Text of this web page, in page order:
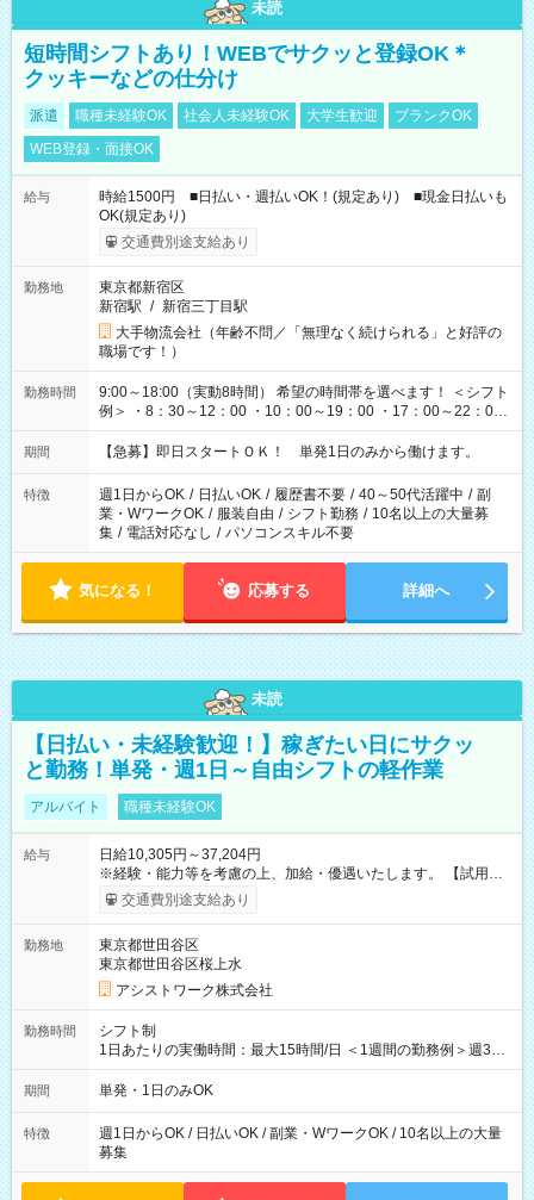
未読
短時間シフトあり！WEBでサクッと登録OK＊
クッキーなどの仕分け
派遣 職種未経験OK 社会人未経験OK 大学生歓迎
ブランクOK
WEB登録・面接OK
給与
時給1500円 ■日払い・週払いOK！(規定あり) ■現金日払いも
OK(規定あり)
交通費別途支給あり
勤務地
東京都新宿区
新宿駅 / 新宿三丁目駅
大手物流会社（年齢不問／「無理なく続けられる」と好評の
職場です！）
勤務時間
9:00～18:00（実動8時間） 希望の時間帯を選べます！ ＜シフト
例＞ ・8：30～12：00 ・10：00～19：00 ・17：00～22：00
・13：00～22：00 ・22：00～翌6：00 など
期間 【急募】即日スタートＯＫ！ 単発1日のみから働けます。
特徴 週1日からOK / 日払いOK / 履歴書不要 / 40～50代活躍中 / 副
業・WワークOK / 服装自由 / シフト勤務 / 10名以上の大量募
集 / 電話対応なし / パソコンスキル不要
気になる！ 応募する 詳細へ
未読
【日払い・未経験歓迎！】稼ぎたい日にサクッ
と勤務！単発・週1日～自由シフトの軽作業
アルバイト 職種未経験OK
給与
日給10,305円～37,204円
※経験・能力等を考慮の上、加給・優遇いたします。 【試用期
間】試用期間なし
交通費別途支給あり
勤務地
東京都世田谷区
東京都世田谷区桜上水
アシストワーク株式会社
勤務時間
シフト制
1日あたりの実働時間：最大15時間/日 ＜1週間の勤務例＞週3回
勤務 勤務：月・水・金 休み：火・木・土・日 好きな時にお仕事
可能です！ ※1日あたりの最大実働時間は日勤、夜勤共に勤務し
期間 単発・1日のみOK
特徴
週1日からOK / 日払いOK / 副業・WワークOK / 10名以上の大量
募集